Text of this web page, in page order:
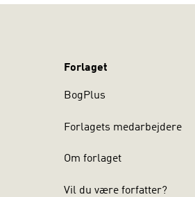
Forlaget
BogPlus
Forlagets medarbejdere
Om forlaget
Vil du være forfatter?